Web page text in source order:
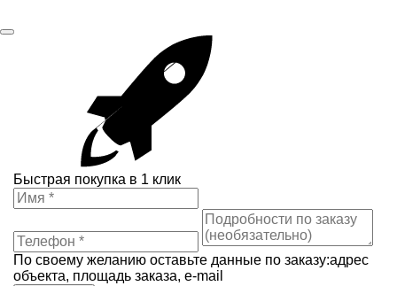
Быстрая покупка в 1 клик
По своему желанию оставьте данные по заказу:адрес
объекта, площадь заказа, e-mail